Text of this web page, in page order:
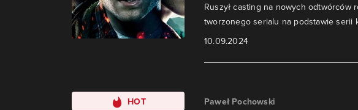
Ruszył casting na nowych odtwórców
tworzonego serialu na podstawie serii
10.09.2024
HOT Paweł Pochowski